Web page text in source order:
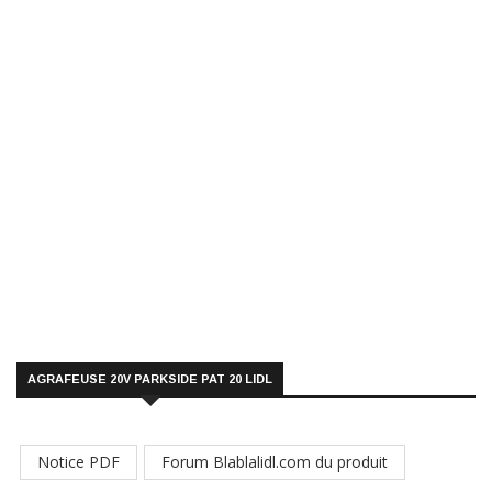
AGRAFEUSE 20V PARKSIDE PAT 20 LIDL
Notice PDF Forum Blablalidl.com du produit